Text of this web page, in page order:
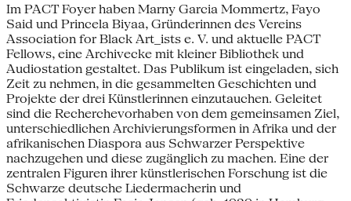
Im PACT Foyer haben Marny Garcia Mommertz, Fayo
Said und Princela Biyaa, Gründerinnen des Vereins
Association for Black Art_ists e. V. und aktuelle PACT
Fellows, eine Archivecke mit kleiner Bibliothek und
Audiostation gestaltet. Das Publikum ist eingeladen, sich
Zeit zu nehmen, in die gesammelten Geschichten und
Projekte der drei Künstlerinnen einzutauchen. Geleitet
sind die Recherchevorhaben von dem gemeinsamen Ziel,
unterschiedlichen Archivierungsformen in Afrika und der
afrikanischen Diaspora aus Schwarzer Perspektive
nachzugehen und diese zugänglich zu machen. Eine der
zentralen Figuren ihrer künstlerischen Forschung ist die
Schwarze deutsche Liedermacherin und